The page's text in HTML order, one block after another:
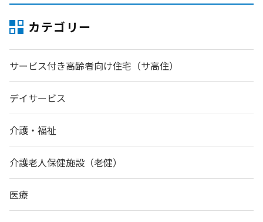
カテゴリー
サービス付き高齢者向け住宅（サ高住）
デイサービス
介護・福祉
介護老人保健施設（老健）
医療